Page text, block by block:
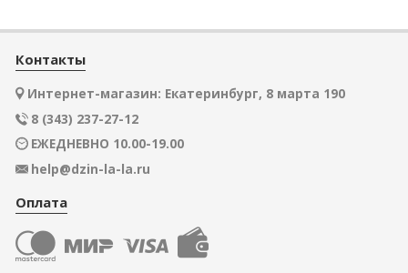
Контакты
Интернет-магазин: Екатеринбург, 8 марта 190
8 (343) 237-27-12
ЕЖЕДНЕВНО 10.00-19.00
help@dzin-la-la.ru
Оплата